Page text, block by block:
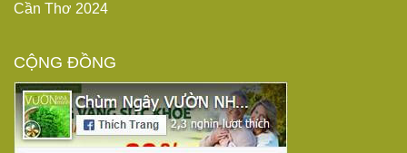
Cần Thơ 2024
CỘNG ĐỒNG